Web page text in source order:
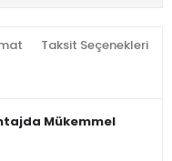
Taksit Seçenekleri
Mükemmel